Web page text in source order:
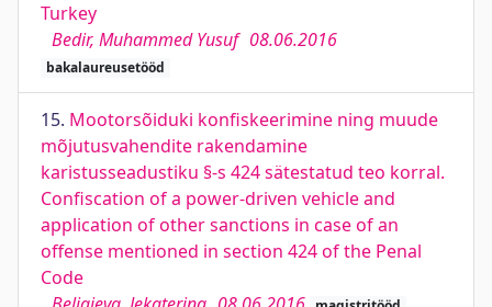
Turkey
Bedir, Muhammed Yusuf 08.06.2016
bakalaureusetööd
15. Mootorsõiduki konfiskeerimine ning muude
mõjutusvahendite rakendamine
karistusseadustiku §-s 424 sätestatud teo korral.
Confiscation of a power-driven vehicle and
application of other sanctions in case of an
offense mentioned in section 424 of the Penal
Code